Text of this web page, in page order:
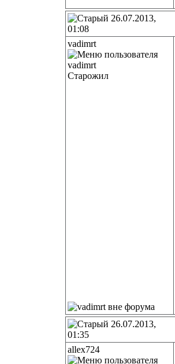
26.07.2013,
01:08
vadimrt
Старожил
26.07.2013,
01:35
allex724